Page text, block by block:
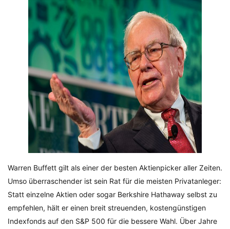
Warren Buffett gilt als einer der besten Aktienpicker aller Zeiten.
Umso überraschender ist sein Rat für die meisten Privatanleger:
Statt einzelne Aktien oder sogar Berkshire Hathaway selbst zu
empfehlen, hält er einen breit streuenden, kostengünstigen
Indexfonds auf den S&P 500 für die bessere Wahl. Über Jahre